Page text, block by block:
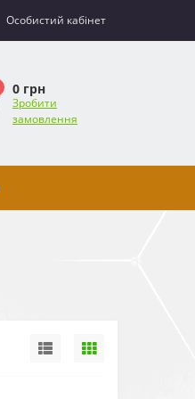
Особистий кабінет
0 грн
Зробити
замовлення